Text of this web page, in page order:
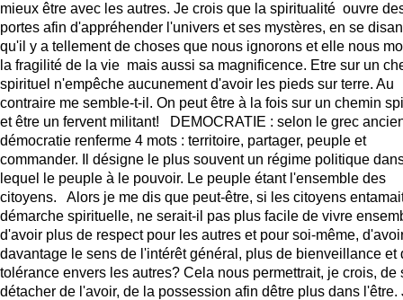
mieux être avec les autres. Je crois que la spiritualité ouvre
portes afin d'appréhender l'univers et ses mystères, en se
qu'il y a tellement de choses que nous ignorons et elle nous
la fragilité de la vie mais aussi sa magnificence. Etre sur un
spirituel n'empêche aucunement d'avoir les pieds sur terre. Au
contraire me semble-t-il. On peut être à la fois sur un chemin
et être un fervent militant! DEMOCRATIE : selon le grec
démocratie renferme 4 mots : territoire, partager, peuple et
commander. Il désigne le plus souvent un régime politique
lequel le peuple à le pouvoir. Le peuple étant l'ensemble des
citoyens. Alors je me dis que peut-être, si les citoyens
démarche spirituelle, ne serait-il pas plus facile de vivre
d'avoir plus de respect pour les autres et pour soi-même,
davantage le sens de l'intérêt général, plus de bienveillance et
tolérance envers les autres? Cela nous permettrait, je crois, de
détacher de l'avoir, de la possession afin dêtre plus dans l'être.